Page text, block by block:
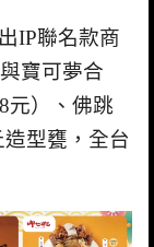
IP聯名款商
寶可夢合
元）、佛跳
型甕，全台